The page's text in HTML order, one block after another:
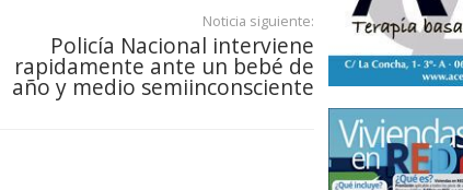
Noticia siguiente:
Policía Nacional interviene
rapidamente ante un bebé de
año y medio semiinconsciente